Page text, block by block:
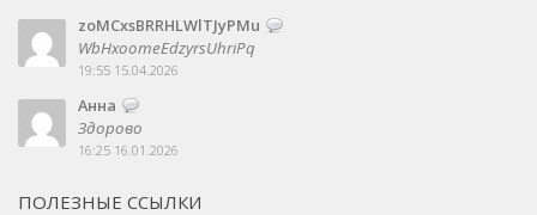
zoMCxsBRRHLWlTJyPMu
WbHxoomeEdzyrsUhriPq
19:55 15.04.2026
Анна
Здорово
16:25 16.01.2026
ПОЛЕЗНЫЕ ССЫЛКИ